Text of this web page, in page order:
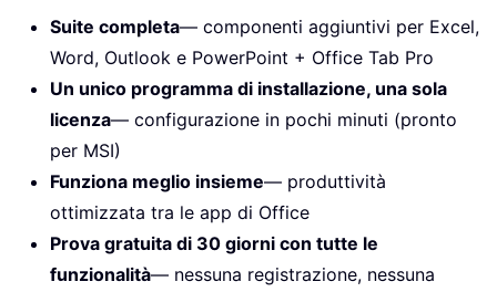
Suite completa— componenti aggiuntivi per Excel,
Word, Outlook e PowerPoint + Office Tab Pro
Un unico programma di installazione, una sola
licenza— configurazione in pochi minuti (pronto
per MSI)
Funziona meglio insieme— produttività
ottimizzata tra le app di Office
Prova gratuita di 30 giorni con tutte le
funzionalità— nessuna registrazione, nessuna